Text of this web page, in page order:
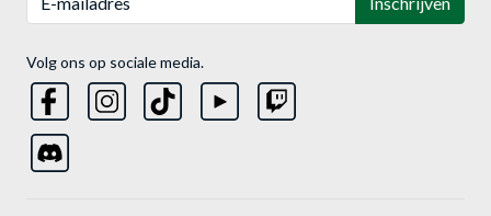
Volg ons op sociale media.